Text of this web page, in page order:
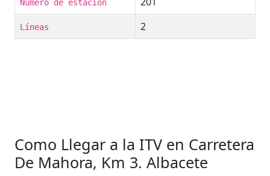
Número de estación
Líneas 2
Como Llegar a la ITV en Carretera
De Mahora, Km 3. Albacete